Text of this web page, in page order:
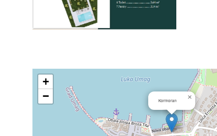
Kormoran ×
+
−